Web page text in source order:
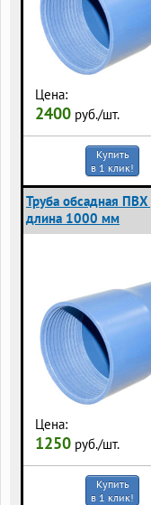
Цена:
2400 руб./шт.
Купить
в 1 клик!
Труба обсадная
длина 1000 мм
Цена:
1250 руб./шт.
Купить
в 1 клик!